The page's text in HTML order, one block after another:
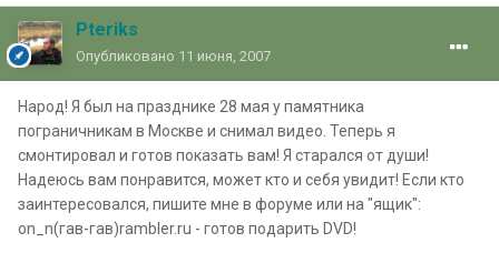
Pteriks
Опубликовано 11 июня, 2007
Народ! Я был на празднике 28 мая у памятника
пограничникам в Москве и снимал видео. Теперь я
смонтировал и готов показать вам! Я старался от души!
Надеюсь вам понравится, может кто и себя увидит! Если кто
заинтересовался, пишите мне в форуме или на "ящик":
on_n(гав-гав)rambler.ru - готов подарить DVD!